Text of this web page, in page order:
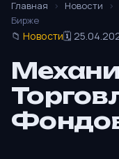
Главная › Новости ›
Бирже
📁 Новости🗓